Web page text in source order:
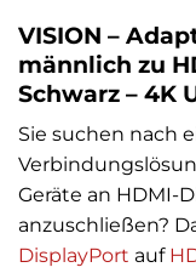
VISION –
männlich zu
Schwarz – 4K
Sie suchen nach
Geräte an HDMI-
anzuschließen?
DisplayPort auf